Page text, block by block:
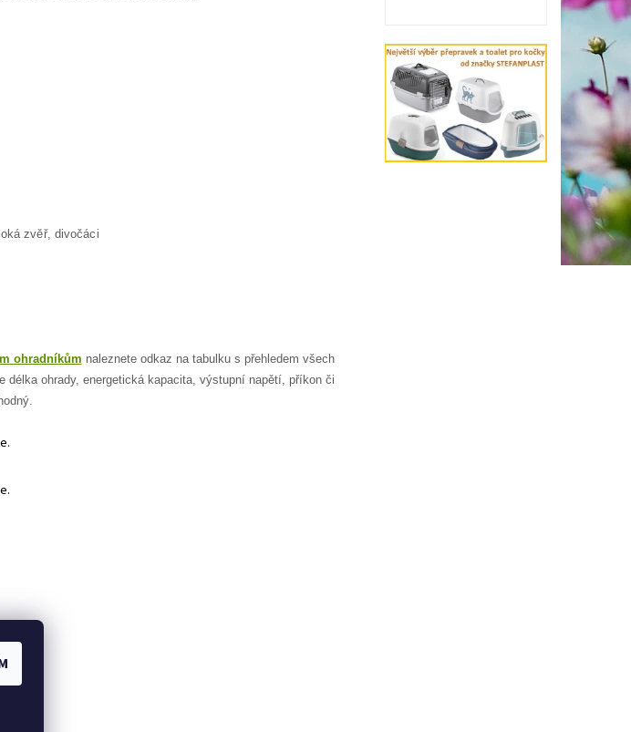
zvěř, divočáci
ohradníkům naleznete odkaz na tabulku s přehledem všech
délka ohrady, energetická kapacita, výstupní napětí, příkon či